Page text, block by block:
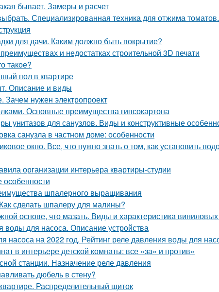
бывает. Замеры и расчет
Специализированная техника для отжима томатов.
для дачи. Каким должно быть покрытие?
и недостатках строительной 3D печати
такое?
пол в квартире
Описание и виды
Зачем нужен электропроект
Основные преимущества гипсокартона
унитазов для санузлов. Виды и конструктивные
санузла в частном доме: особенности
окно. Все, что нужно знать о том, как установить
организации интерьера квартиры-студии
особенности
шпалерного выращивания
сделать шпалеру для малины?
основе, что мазать. Виды и характеристика
воды для насоса. Описание устройства
на 2022 год. Рейтинг реле давления воды для
в интерьере детской комнаты: все «за» и против»
станции. Назначение реле давления
дюбель в стену?
Распределительный щиток